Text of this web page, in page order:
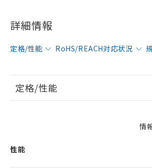
詳細情報
定格/性能 RoHS/REACH対応状況
定格/性能
情
性能